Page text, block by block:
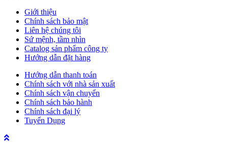
Giới thiệu
Chính sách bảo mật
Liên hệ chúng tôi
Sứ mệnh, tầm nhìn
Catalog sản phẩm công ty
Hướng dẫn đặt hàng
Hướng dẫn thanh toán
Chính sách với nhà sản xuất
Chính sách vận chuyển
Chính sách bảo hành
Chính sách đại lý
Tuyển Dụng